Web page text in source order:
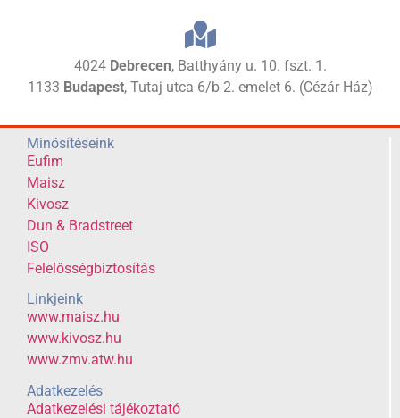
4024 Debrecen, Batthyány u. 10. fszt. 1.
1133 Budapest, Tutaj utca 6/b 2. emelet 6. (Cézár Ház)
Minősítéseink
Eufim
Maisz
Kivosz
Dun & Bradstreet
ISO
Felelősségbiztosítás
Linkjeink
www.maisz.hu
www.kivosz.hu
www.zmv.atw.hu
Adatkezelés
Adatkezelési tájékoztató